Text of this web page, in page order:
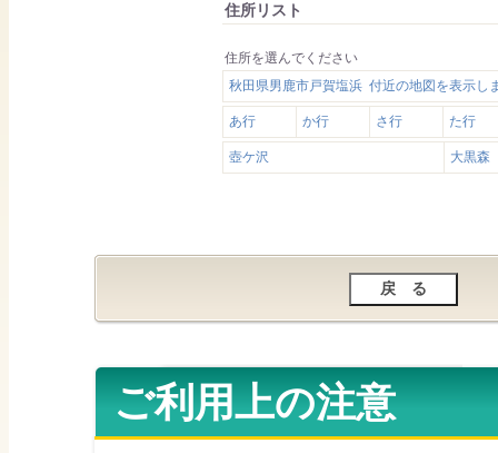
住所リスト
住所を選んでください
秋田県男鹿市戸賀塩浜 付近の地図を表示し
あ行 か行 さ行 た行
壺ケ沢 大黒森
ご利用上の注意